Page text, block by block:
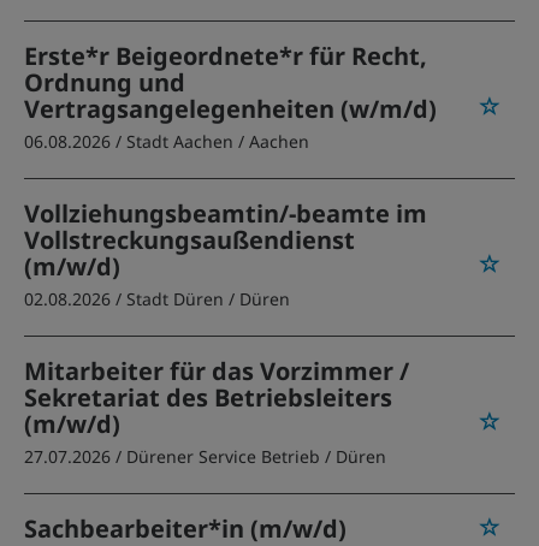
Erste*r Beigeordnete*r für Recht,
Ordnung und
Vertragsangelegenheiten (w/m/d)
06.08.2026 / Stadt Aachen / Aachen
Vollziehungsbeamtin/-beamte im
Vollstreckungsaußendienst
(m/w/d)
02.08.2026 / Stadt Düren / Düren
Mitarbeiter für das Vorzimmer /
Sekretariat des Betriebsleiters
(m/w/d)
27.07.2026 / Dürener Service Betrieb / Düren
Sachbearbeiter*in (m/w/d)